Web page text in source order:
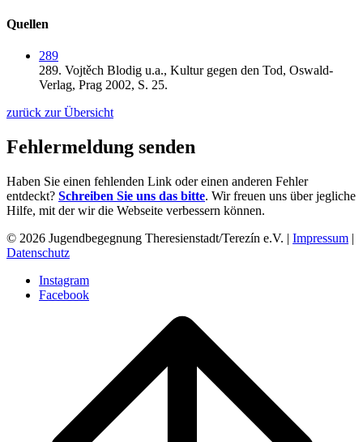
Quellen
289
289. Vojtěch Blodig u.a., Kultur gegen den Tod, Oswald-
Verlag, Prag 2002, S. 25.
zurück zur Übersicht
Fehlermeldung senden
Haben Sie einen fehlenden Link oder einen anderen Fehler
entdeckt? Schreiben Sie uns das bitte. Wir freuen uns über jegliche
Hilfe, mit der wir die Webseite verbessern können.
© 2026 Jugendbegegnung Theresienstadt/Terezín e.V. | Impressum |
Datenschutz
Instagram
Facebook